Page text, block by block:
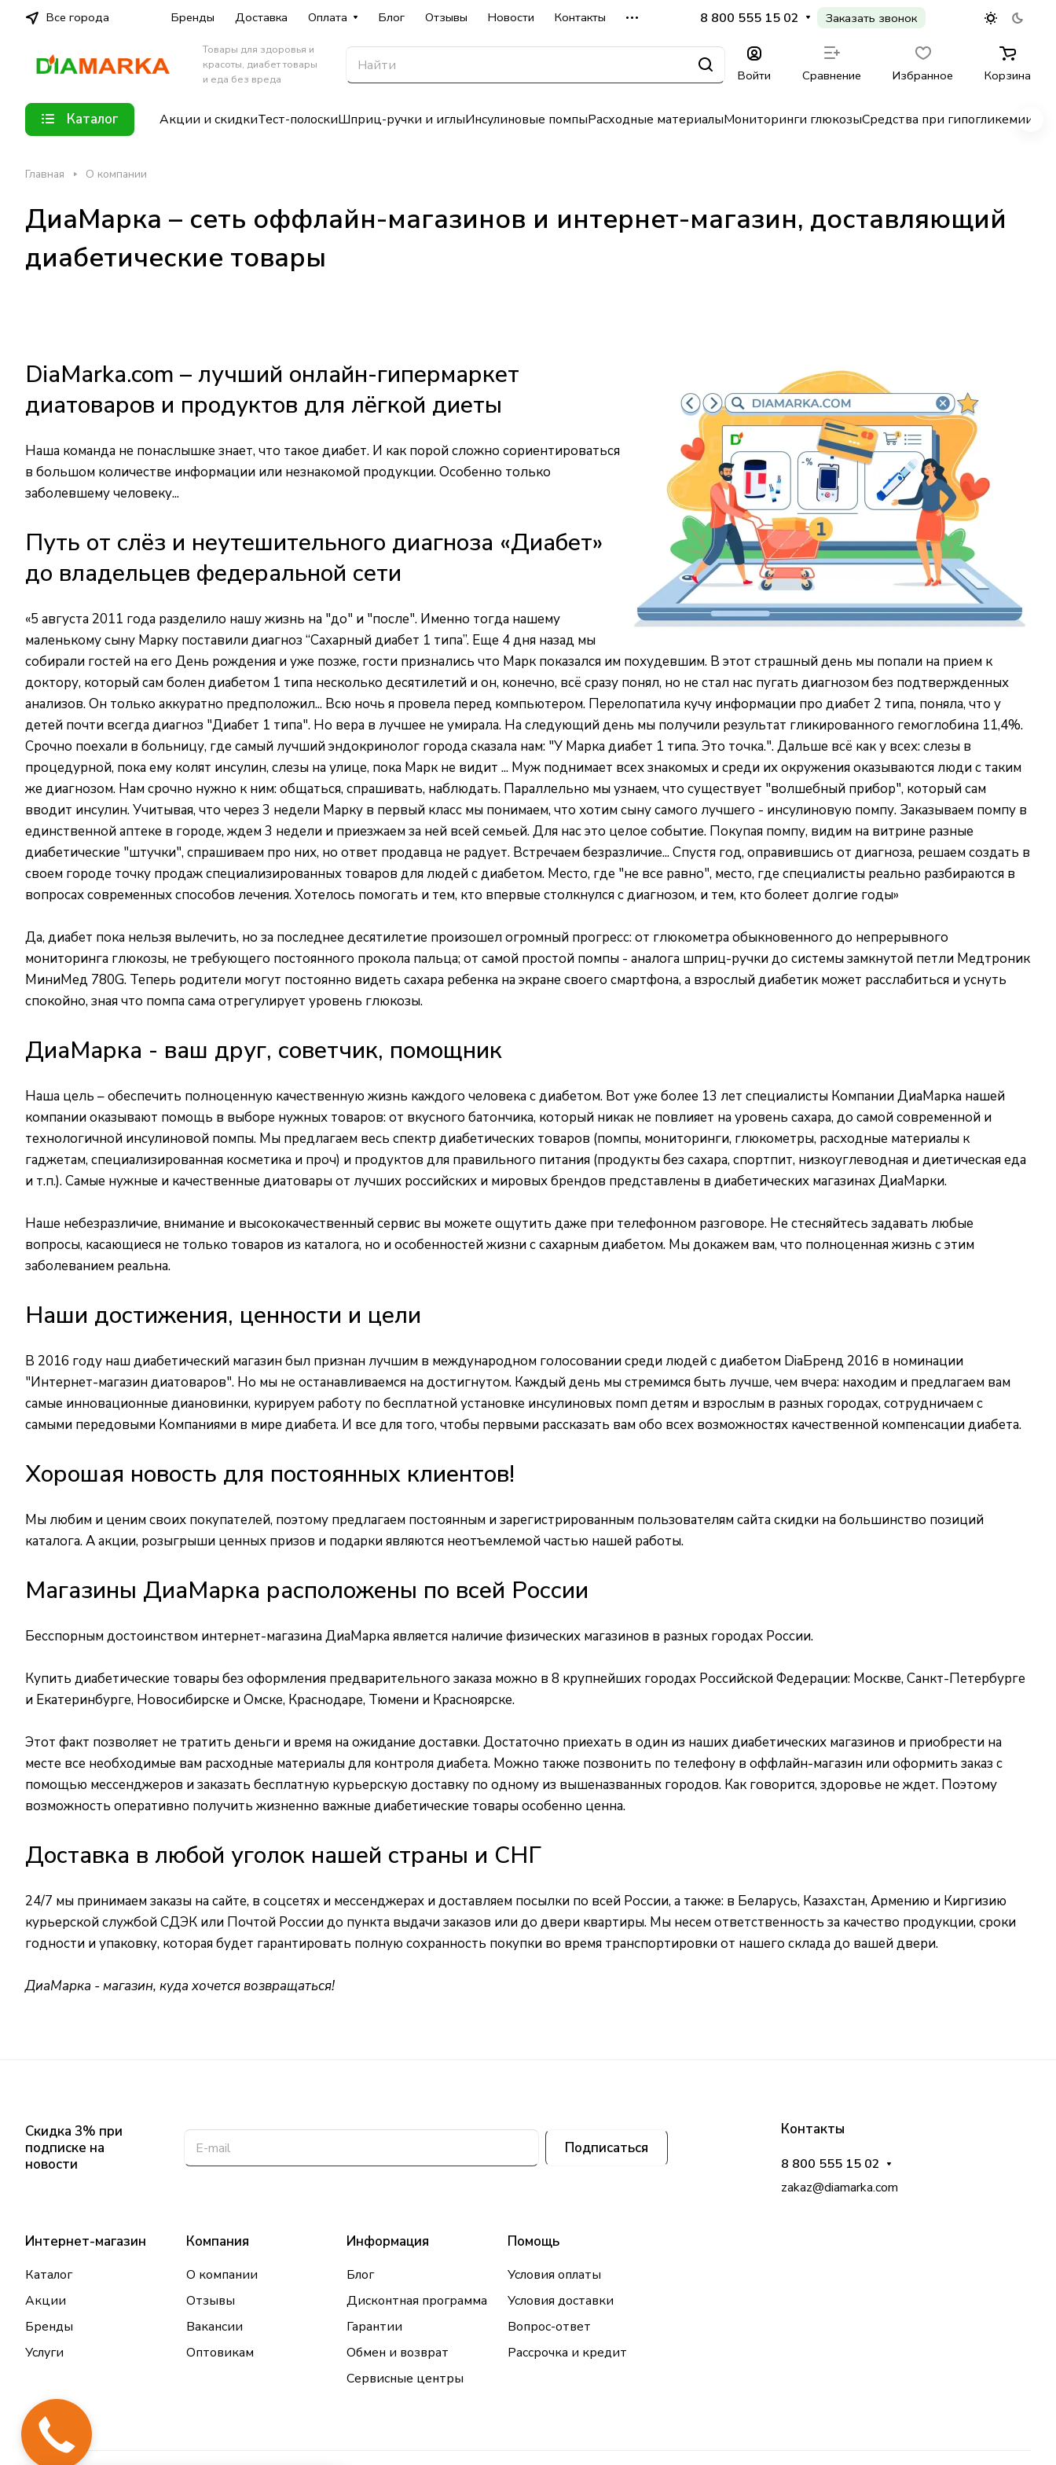
Все города Бренды Доставка Оплата Блог Отзывы Новости Контакты 8 800 555 15 02 Заказать звонок
Товары для здоровья и
красоты, диабет товары
и еда без вреда
Войти Сравнение Избранное Корзина
Каталог Акции и скидкиТест-полоскиШприц-ручки и иглыИнсулиновые помпыРасходные материалыМониторинги глюкозыСредства при гипогликемии
Главная О компании
ДиаМарка – сеть оффлайн-магазинов и интернет-магазин, доставляющий
диабетические товары
DiaMarka.com – лучший онлайн-гипермаркет
диатоваров и продуктов для лёгкой диеты
Наша команда не понаслышке знает, что такое диабет. И как порой сложно сориентироваться
в большом количестве информации или незнакомой продукции. Особенно только
заболевшему человеку...
Путь от слёз и неутешительного диагноза «Диабет»
до владельцев федеральной сети
«5 августа 2011 года разделило нашу жизнь на "до" и "после". Именно тогда нашему
маленькому сыну Марку поставили диагноз “Сахарный диабет 1 типа”. Еще 4 дня назад мы
собирали гостей на его День рождения и уже позже, гости признались что Марк показался им похудевшим. В этот страшный день мы попали на прием к
доктору, который сам болен диабетом 1 типа несколько десятилетий и он, конечно, всё сразу понял, но не стал нас пугать диагнозом без подтвержденных
анализов. Он только аккуратно предположил... Всю ночь я провела перед компьютером. Перелопатила кучу информации про диабет 2 типа, поняла, что у
детей почти всегда диагноз "Диабет 1 типа". Но вера в лучшее не умирала. На следующий день мы получили результат гликированного гемоглобина 11,4%.
Срочно поехали в больницу, где самый лучший эндокринолог города сказала нам: "У Марка диабет 1 типа. Это точка.". Дальше всё как у всех: слезы в
процедурной, пока ему колят инсулин, слезы на улице, пока Марк не видит ... Муж поднимает всех знакомых и среди их окружения оказываются люди с таким
же диагнозом. Нам срочно нужно к ним: общаться, спрашивать, наблюдать. Параллельно мы узнаем, что существует "волшебный прибор", который сам
вводит инсулин. Учитывая, что через 3 недели Марку в первый класс мы понимаем, что хотим сыну самого лучшего - инсулиновую помпу. Заказываем помпу в
единственной аптеке в городе, ждем 3 недели и приезжаем за ней всей семьей. Для нас это целое событие. Покупая помпу, видим на витрине разные
диабетические "штучки", спрашиваем про них, но ответ продавца не радует. Встречаем безразличие... Спустя год, оправившись от диагноза, решаем создать в
своем городе точку продаж специализированных товаров для людей с диабетом. Место, где "не все равно", место, где специалисты реально разбираются в
вопросах современных способов лечения. Хотелось помогать и тем, кто впервые столкнулся с диагнозом, и тем, кто болеет долгие годы»
Да, диабет пока нельзя вылечить, но за последнее десятилетие произошел огромный прогресс: от глюкометра обыкновенного до непрерывного
мониторинга глюкозы, не требующего постоянного прокола пальца; от самой простой помпы - аналога шприц-ручки до системы замкнутой петли Медтроник
МиниМед 780G. Теперь родители могут постоянно видеть сахара ребенка на экране своего смартфона, а взрослый диабетик может расслабиться и уснуть
спокойно, зная что помпа сама отрегулирует уровень глюкозы.
ДиаМарка - ваш друг, советчик, помощник
Наша цель – обеспечить полноценную качественную жизнь каждого человека с диабетом. Вот уже более 13 лет специалисты Компании ДиаМарка нашей
компании оказывают помощь в выборе нужных товаров: от вкусного батончика, который никак не повлияет на уровень сахара, до самой современной и
технологичной инсулиновой помпы. Мы предлагаем весь спектр диабетических товаров (помпы, мониторинги, глюкометры, расходные материалы к
гаджетам, специализированная косметика и проч) и продуктов для правильного питания (продукты без сахара, спортпит, низкоуглеводная и диетическая еда
и т.п.). Самые нужные и качественные диатовары от лучших российских и мировых брендов представлены в диабетических магазинах ДиаМарки.
Наше небезразличие, внимание и высококачественный сервис вы можете ощутить даже при телефонном разговоре. Не стесняйтесь задавать любые
вопросы, касающиеся не только товаров из каталога, но и особенностей жизни с сахарным диабетом. Мы докажем вам, что полноценная жизнь с этим
заболеванием реальна.
Наши достижения, ценности и цели
В 2016 году наш диабетический магазин был признан лучшим в международном голосовании среди людей с диабетом DiaБренд 2016 в номинации
"Интернет-магазин диатоваров". Но мы не останавливаемся на достигнутом. Каждый день мы стремимся быть лучше, чем вчера: находим и предлагаем вам
самые инновационные диановинки, курируем работу по бесплатной установке инсулиновых помп детям и взрослым в разных городах, сотрудничаем с
самыми передовыми Компаниями в мире диабета. И все для того, чтобы первыми рассказать вам обо всех возможностях качественной компенсации диабета.
Хорошая новость для постоянных клиентов!
Мы любим и ценим своих покупателей, поэтому предлагаем постоянным и зарегистрированным пользователям сайта скидки на большинство позиций
каталога. А акции, розыгрыши ценных призов и подарки являются неотъемлемой частью нашей работы.
Магазины ДиаМарка расположены по всей России
Бесспорным достоинством интернет-магазина ДиаМарка является наличие физических магазинов в разных городах России.
Купить диабетические товары без оформления предварительного заказа можно в 8 крупнейших городах Российской Федерации: Москве, Санкт-Петербурге
и Екатеринбурге, Новосибирске и Омске, Краснодаре, Тюмени и Красноярске.
Этот факт позволяет не тратить деньги и время на ожидание доставки. Достаточно приехать в один из наших диабетических магазинов и приобрести на
месте все необходимые вам расходные материалы для контроля диабета. Можно также позвонить по телефону в оффлайн-магазин или оформить заказ с
помощью мессенджеров и заказать бесплатную курьерскую доставку по одному из вышеназванных городов. Как говорится, здоровье не ждет. Поэтому
возможность оперативно получить жизненно важные диабетические товары особенно ценна.
Доставка в любой уголок нашей страны и СНГ
24/7 мы принимаем заказы на сайте, в соцсетях и мессенджерах и доставляем посылки по всей России, а также: в Беларусь, Казахстан, Армению и Киргизию
курьерской службой СДЭК или Почтой России до пункта выдачи заказов или до двери квартиры. Мы несем ответственность за качество продукции, сроки
годности и упаковку, которая будет гарантировать полную сохранность покупки во время транспортировки от нашего склада до вашей двери.
ДиаМарка - магазин, куда хочется возвращаться!
Скидка 3% при
подписке на
новости
Подписаться
Интернет-магазин
Каталог
Акции
Бренды
Услуги
Компания
О компании
Отзывы
Вакансии
Оптовикам
Информация
Блог
Дисконтная программа
Гарантии
Обмен и возврат
Сервисные центры
Помощь
Условия оплаты
Условия доставки
Вопрос-ответ
Рассрочка и кредит
Контакты
8 800 555 15 02
zakaz@diamarka.com
Закажи
звонок